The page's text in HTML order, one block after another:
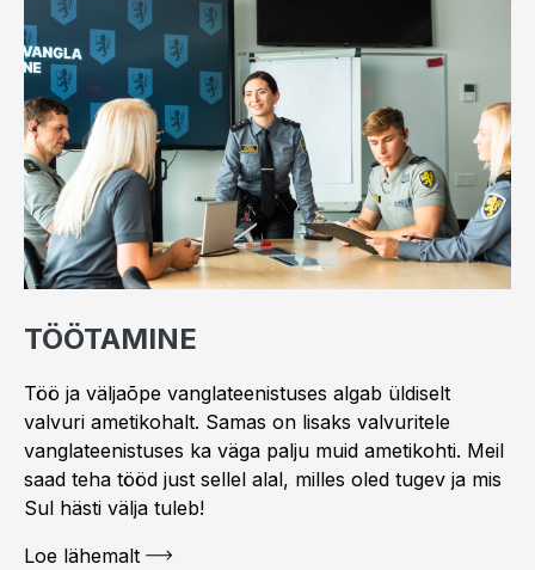
TÖÖTAMINE
Töö ja väljaõpe vanglateenistuses algab üldiselt
valvuri ametikohalt. Samas on lisaks valvuritele
vanglateenistuses ka väga palju muid ametikohti. Meil
saad teha tööd just sellel alal, milles oled tugev ja mis
Sul hästi välja tuleb!
Loe lähemalt